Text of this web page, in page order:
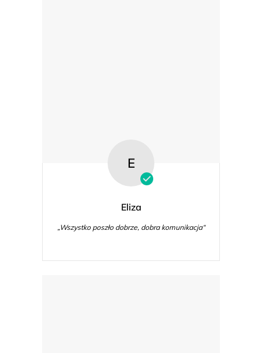
E
Eliza
„Wszystko poszło dobrze, dobra komunikacja“